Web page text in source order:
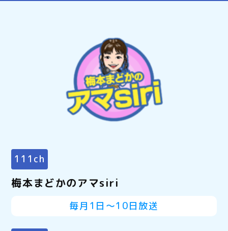
111ch
梅本まどかのアマsiri
毎月1日～10日放送